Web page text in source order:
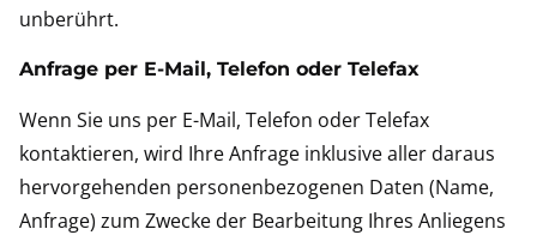
unberührt.
Anfrage per E-Mail, Telefon oder Telefax
Wenn Sie uns per E-Mail, Telefon oder Telefax
kontaktieren, wird Ihre Anfrage inklusive aller daraus
hervorgehenden personenbezogenen Daten (Name,
Anfrage) zum Zwecke der Bearbeitung Ihres Anliegens